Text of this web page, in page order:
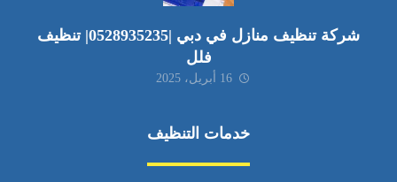
شركة تنظيف منازل في دبي |0528935235| تنظيف
فلل
16 أبريل، 2025
خدمات التنظيف